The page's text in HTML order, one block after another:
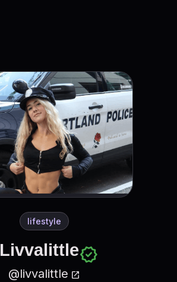
lifestyle
Livvalittleverified
@livvalittle open_in_new